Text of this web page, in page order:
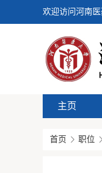
欢迎访问河南
主页
首页 职位